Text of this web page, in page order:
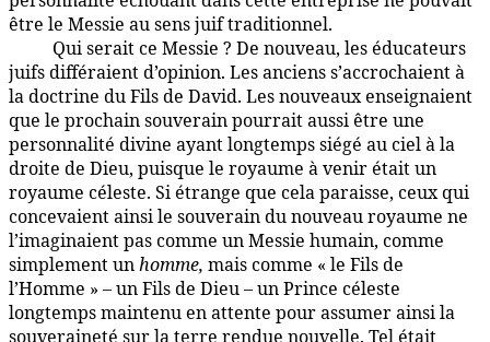
être le Messie au sens juif traditionnel.
Qui serait ce Messie ? De nouveau, les éducateurs
juifs différaient d’opinion. Les anciens s’accrochaient à
la doctrine du Fils de David. Les nouveaux enseignaient
que le prochain souverain pourrait aussi être une
personnalité divine ayant longtemps siégé au ciel à la
droite de Dieu, puisque le royaume à venir était un
royaume céleste. Si étrange que cela paraisse, ceux qui
concevaient ainsi le souverain du nouveau royaume ne
l’imaginaient pas comme un Messie humain, comme
simplement unhomme, mais comme « le Fils de
l’Homme » – un Fils de Dieu – un Prince céleste
longtemps maintenu en attente pour assumer ainsi la
souveraineté sur la terre rendue nouvelle. Tel était